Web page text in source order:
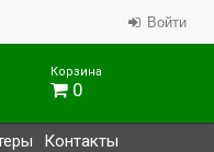
Войти
Корзина
0
Контакты